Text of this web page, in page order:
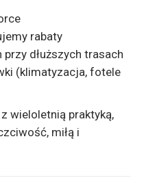
rabaty
dłuższych trasach
(klimatyzacja, fotele
wieloletnią praktyką,
miłą i